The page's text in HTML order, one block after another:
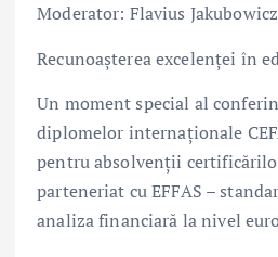
Moderator: Flavius
Recunoașterea excelenței în
Un moment special al
diplomelor internaționale
pentru absolvenții
parteneriat cu EFFAS –
analiza financiară la nivel